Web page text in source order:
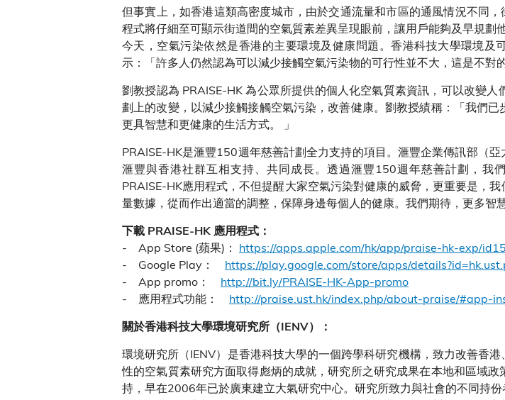
但事實上，如香港這類高密度城市，由於交通流量和市區的通風情況不同
程式將仔細至可顯示街道間的空氣質素差異呈現眼前，讓用戶能夠及早規劃
今天，空氣污染依然是香港的主要環境及健康問題。香港科技大學環境及
示：「許多人仍然認為可以減少接觸空氣污染物的可行性並不大，這是不對的
劉教授認為 PRAISE-HK 為公眾所提供的個人化空氣質素資訊，可以改變
劃上的改變，以減少接觸接觸空氣污染，改善健康。劉教授績稱：「我們
更具智慧和更健康的生活方式。 」
PRAISE-HK是滙豐150週年慈善計劃全力支持的項目。滙豐企業傳訊部（
滙豐與香港社群互相支持、共同成長。透過滙豐150週年慈善計劃，我
PRAISE-HK應用程式，不但提醒大家空氣污染對健康的威脅，更重要是，
量數據，從而作出適當的調整，保障身邊每個人的健康。我們期待，更多智
下載 PRAISE-HK 應用程式：
- App Store (蘋果)： https://apps.apple.com/hk/app/praise-hk-exp/
- Google Play： https://play.google.com/store/apps/
- App promo： http://bit.ly/PRAISE-HK-App-promo
- 應用程式功能： http://praise.ust.hk/index.php/about-praise/#app-
關於香港科技大學環境研究所（IENV）：
環境研究所（IENV）是香港科技大學的一個跨學科研究機構，致力改善香
性的空氣質素研究方面取得彪炳的成就，研究所之研究成果在本地和區域
持，早在2006年已於廣東建立大氣研究中心。研究所致力與社會的不同持